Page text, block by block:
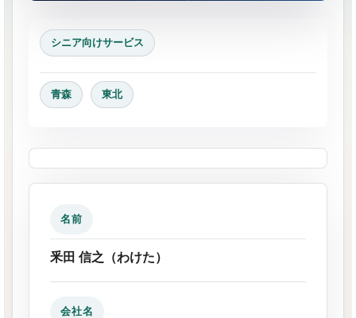
シニア向けサービス
青森 東北
名前
釆田 信之（わけた）
会社名